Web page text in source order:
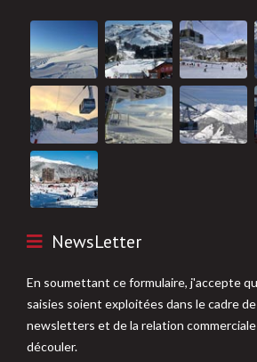
NewsLetter
En soumettant ce formulaire, j'accepte
saisies soient exploitées dans le cadre
newsletters et de la relation
découler.